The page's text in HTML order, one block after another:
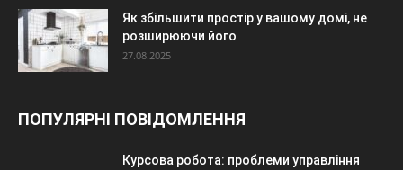
Як збільшити простір у вашому домі, не
розширюючи його
27.08.2025
ПОПУЛЯРНІ ПОВІДОМЛЕННЯ
Курсова робота: проблеми управління